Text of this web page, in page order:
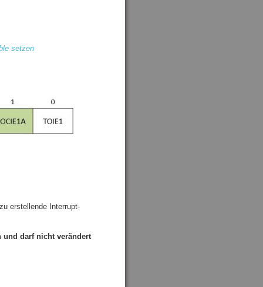
setzen
erstellende Interrupt-
und darf nicht verändert